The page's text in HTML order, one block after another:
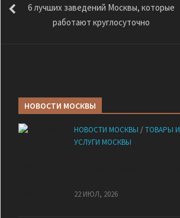
6 лучших заведений Москвы, которые
работают круглосуточно
НОВОСТИ МОСКВЫ
НОВОСТИ МОСКВЫ /ТОВАРЫ И
УСЛУГИ МОСКВЫ
22 ИЮЛ, 2026